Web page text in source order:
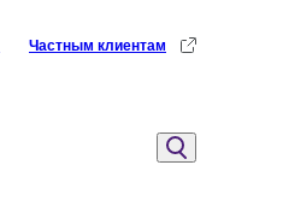
Частным клиентам